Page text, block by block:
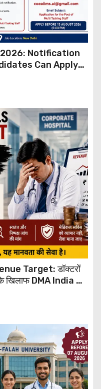
2026: Notification
Can Apply
Target: डॉक्टरों
DMA India का
की मांग